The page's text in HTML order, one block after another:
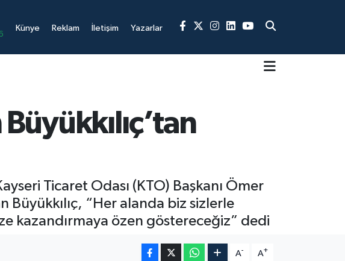
Künye Reklam İletişim Yazarlar
Ticaret Odası (KTO) Başkanı Ömer
Büyükkılıç, “Her alanda biz sizlerle
kazandırmaya özen göstereceğiz” dedi
A- A+